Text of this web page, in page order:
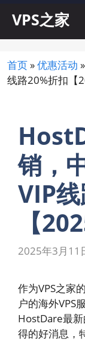
内
VPS之家
首页 »优惠活动 »
线路20%折扣【
销，
VIP
【
2025年3月11
作为VPS之家
户的海外VPS
HostDare最
得的好消息，